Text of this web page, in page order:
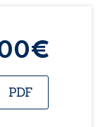
€
PDF